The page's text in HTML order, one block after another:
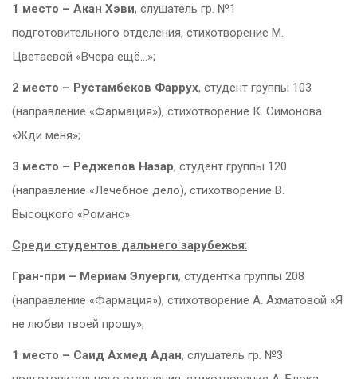
1 место – Акан Хэви, слушатель гр. №1
подготовительного отделения, стихотворение М.
Цветаевой «Вчера ещё…»;
2 место – Рустамбеков Фаррух, студент группы 103
(направление «Фармация»), стихотворение К. Симонова
«Жди меня»;
3 место – Реджепов Назар, студент группы 120
(направление «Лечебное дело), стихотворение В.
Высоцкого «Романс».
Среди студентов дальнего зарубежья:
Гран-при – Мериам Элуерги, студентка группы 208
(направление «Фармация»), стихотворение А. Ахматовой «Я
не любви твоей прошу»;
1 место – Саид Ахмед Адан, слушатель гр. №3